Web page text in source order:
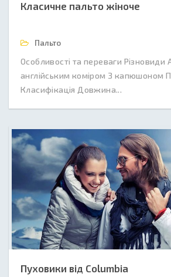
Класичне пальто жіноче
Пальто
Особливості та переваги Різновиди
англійським коміром З капюшоном
Класифікація Довжина...
Пуховики від Columbia